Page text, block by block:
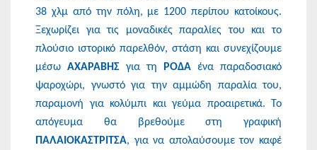
38 χλμ από την πόλη, με 1200 περίπου κατοίκους.
Ξεχωρίζει για τις μοναδικές παραλίες του και το
πλούσιο ιστορικό παρελθόν, στάση και συνεχίζουμε
μέσω ΑΧΑΡΑΒΗΣ για τη ΡΟΔΑ ένα παραδοσιακό
ψαροχώρι, γνωστό για την αμμώδη παραλία του,
παραμονή για κολύμπι και γεύμα προαιρετικά. Το
απόγευμα θα βρεθούμε στη γραφική
ΠΑΛΑΙΟΚΑΣΤΡΙΤΣΑ, για να απολαύσουμε τον καφέ